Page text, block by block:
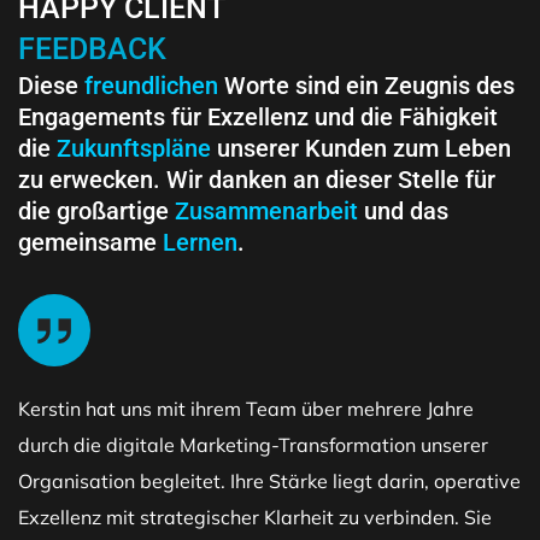
HAPPY CLIENT
FEEDBACK
Diese freundlichen Worte sind ein Zeugnis des
Engagements für Exzellenz und die Fähigkeit
die Zukunftspläne unserer Kunden zum Leben
zu erwecken. Wir danken an dieser Stelle für
die großartige Zusammenarbeit und das
gemeinsame Lernen.
Kerstin hat uns mit ihrem Team über mehrere Jahre
durch die digitale Marketing-Transformation unserer
Organisation begleitet. Ihre Stärke liegt darin, operative
Exzellenz mit strategischer Klarheit zu verbinden. Sie